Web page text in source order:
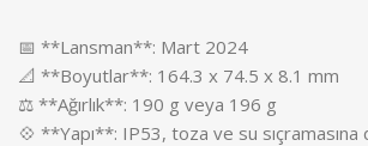
📅 **Lansman**: Mart 2024
📐 **Boyutlar**: 164.3 x 74.5 x 8.1 mm
⚖️ **Ağırlık**: 190 g veya 196 g
💠 **Yapı**: IP53, toza ve su sıçramasına